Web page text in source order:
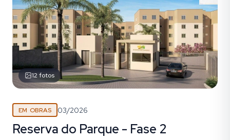
12fotos
EM OBRAS 03/2026
Reserva do Parque - Fase 2